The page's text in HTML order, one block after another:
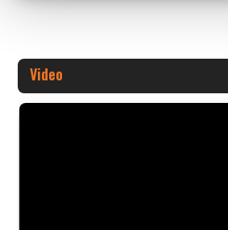
Video